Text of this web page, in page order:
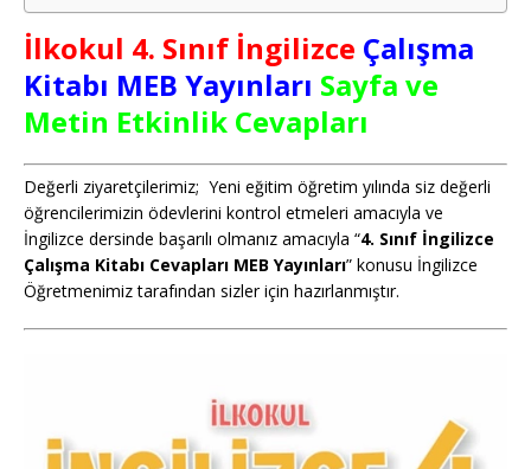
İlkokul 4. Sınıf İngilizce Çalışma
Kitabı MEB Yayınları Sayfa ve
Metin Etkinlik Cevapları
Değerli ziyaretçilerimiz; Yeni eğitim öğretim yılında siz değerli
öğrencilerimizin ödevlerini kontrol etmeleri amacıyla ve
İngilizce dersinde başarılı olmanız amacıyla “4. Sınıf İngilizce
Çalışma Kitabı Cevapları MEB Yayınları” konusu İngilizce
Öğretmenimiz tarafından sizler için hazırlanmıştır.